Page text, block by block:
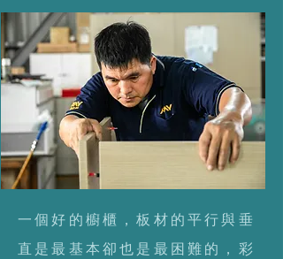
一個好的櫥櫃，板材的平行與垂
直是最基本卻也是最困難的，彩